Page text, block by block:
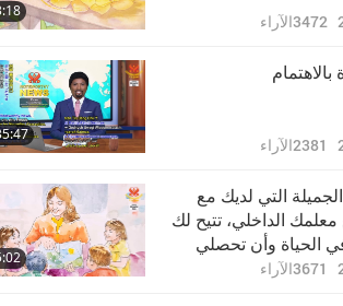
3472الآراء
2381الآراء
التي لديك مع
معلمك الداخلي، تتيح لك
الحياة وأن تحصلي
3671الآراء